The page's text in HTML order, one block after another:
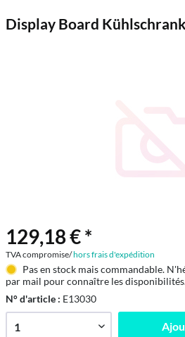
Display Board
129,18 € *
TVA compromise/hors frais d'expédition
Pas en stock mais commandable.
par mail pour connaître les
N° d'article : E13030